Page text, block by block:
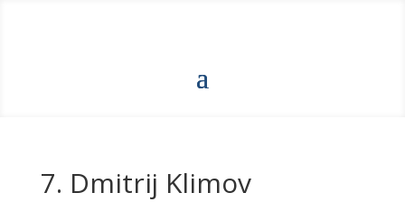
7. Dmitrij Klimov